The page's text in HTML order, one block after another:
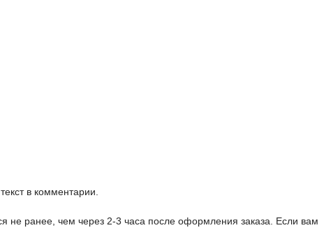
в комментарии.
не ранее, чем через 2-3 часа после оформления заказа. Если вам